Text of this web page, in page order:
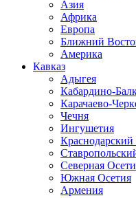
Азия
Африка
Европа
Ближний
Америка
Кавказ
Адыгея
Кабардино-
Карачаево-
Чечня
Ингушетия
Краснодарский
Северная
Южная Осетия
Армения